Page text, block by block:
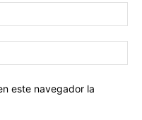
este navegador la